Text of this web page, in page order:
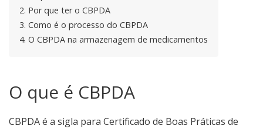
2. Por que ter o CBPDA
3. Como é o processo do CBPDA
4. O CBPDA na armazenagem de medicamentos
O que é CBPDA
CBPDA é a sigla para Certificado de Boas Práticas de